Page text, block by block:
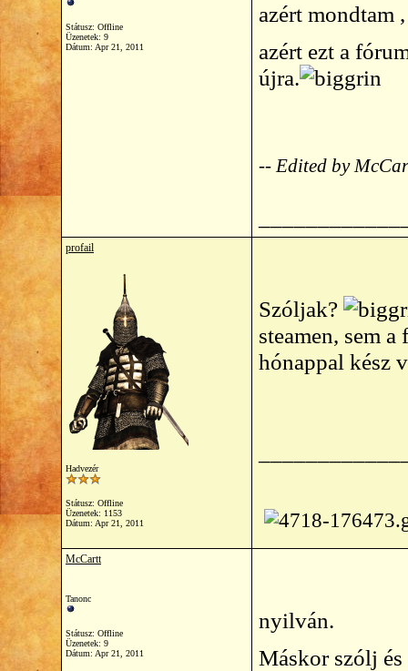
Státusz: Offline
Üzenetek: 9
Dátum: Apr 21, 2011
azért mondtam
azért ezt a
újra.
-- Edited by
profail
Hadvezér
Státusz: Offline
Üzenetek: 1153
Dátum: Apr 21, 2011
Szóljak?
steamen, sem
hónappal kész
McCartt
Tanonc
Státusz: Offline
Üzenetek: 9
Dátum: Apr 21, 2011
nyilván.
Máskor szólj és